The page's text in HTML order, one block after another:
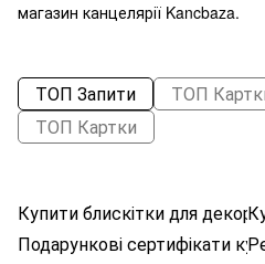
магазин канцелярії Kancbaza.
ТОП Запити ТОП
ТОП Картки
Купити блискітки для декору
Подарункові сертифікати